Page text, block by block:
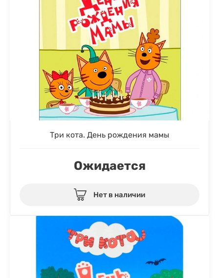
Три кота. День рождения мамы
Ожидается
Нет в наличии